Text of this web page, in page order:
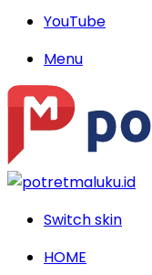
YouTube
Menu
Switch skin
HOME